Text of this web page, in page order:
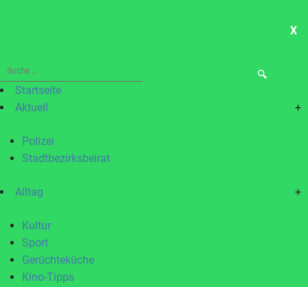
X
Suche
nach:Startseite
Aktuell
+
Polizei
Stadtbezirksbeirat
Alltag +
Kultur
Sport
Gerüchteküche
Kino-Tipps